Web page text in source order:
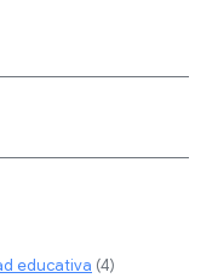
educativa (4)